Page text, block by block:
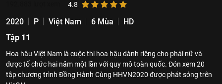
4.8
2020 P Việt Nam 6 Mùa
HD
Tập 11
Hoa hậu Việt Nam là cuộc thi hoa hậu dành riêng cho phái nữ và
được tổ chức hai năm một lần với quy mô toàn quốc. Đón xem 20
tập chương trình Đồng Hành Cùng HHVN2020 được phát sóng trên